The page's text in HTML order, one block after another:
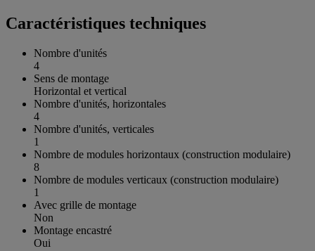
Caractéristiques techniques
Nombre d'unités
4
Sens de montage
Horizontal et vertical
Nombre d'unités, horizontales
4
Nombre d'unités, verticales
1
Nombre de modules horizontaux (construction modulaire)
8
Nombre de modules verticaux (construction modulaire)
1
Avec grille de montage
Non
Montage encastré
Oui